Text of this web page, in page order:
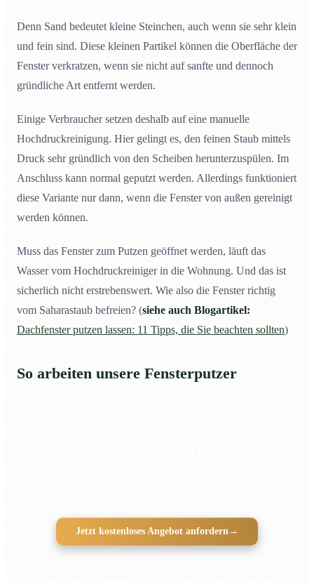
Denn Sand bedeutet kleine Steinchen, auch wenn sie sehr klein
und fein sind. Diese kleinen Partikel können die Oberfläche der
Fenster verkratzen, wenn sie nicht auf sanfte und dennoch
gründliche Art entfernt werden.
Einige Verbraucher setzen deshalb auf eine manuelle
Hochdruckreinigung. Hier gelingt es, den feinen Staub mittels
Druck sehr gründlich von den Scheiben herunterzuspülen. Im
Anschluss kann normal geputzt werden. Allerdings funktioniert
diese Variante nur dann, wenn die Fenster von außen gereinigt
werden können.
Muss das Fenster zum Putzen geöffnet werden, läuft das
Wasser vom Hochdruckreiniger in die Wohnung. Und das ist
sicherlich nicht erstrebenswert. Wie also die Fenster richtig
vom Saharastaub befreien? (siehe auch Blogartikel:
Dachfenster putzen lassen: 11 Tipps, die Sie beachten sollten)
So arbeiten unsere Fensterputzer
Jetzt kostenloses Angebot anfordern→